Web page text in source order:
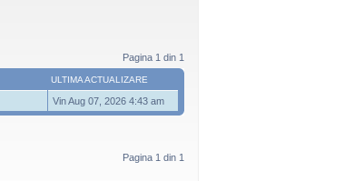
Pagina 1 din 1
ULTIMA ACTUALIZARE
Vin Aug 07, 2026 4:43 am
Pagina 1 din 1